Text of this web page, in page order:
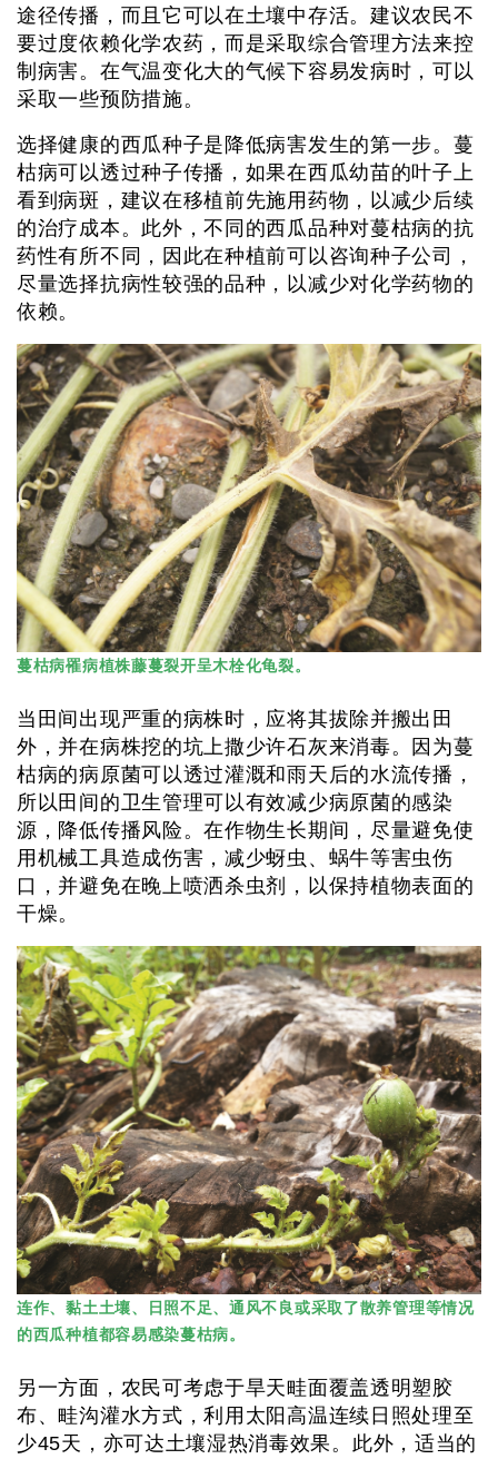
途径传播，而且它可以在土壤中存活。建议农民不
要过度依赖化学农药，而是采取综合管理方法来控
制病害。在气温变化大的气候下容易发病时，可以
采取一些预防措施。
选择健康的西瓜种子是降低病害发生的第一步。蔓
枯病可以透过种子传播，如果在西瓜幼苗的叶子上
看到病斑，建议在移植前先施用药物，以减少后续
的治疗成本。此外，不同的西瓜品种对蔓枯病的抗
药性有所不同，因此在种植前可以咨询种子公司，
尽量选择抗病性较强的品种，以减少对化学药物的
依赖。
蔓枯病罹病植株藤蔓裂开呈木栓化龟裂。
当田间出现严重的病株时，应将其拔除并搬出田
外，并在病株挖的坑上撒少许石灰来消毒。因为蔓
枯病的病原菌可以透过灌溉和雨天后的水流传播，
所以田间的卫生管理可以有效减少病原菌的感染
源，降低传播风险。在作物生长期间，尽量避免使
用机械工具造成伤害，减少蚜虫、蜗牛等害虫伤
口，并避免在晚上喷洒杀虫剂，以保持植物表面的
干燥。
连作、黏土土壤、日照不足、通风不良或采取了散养管理等情况
的西瓜种植都容易感染蔓枯病。
另一方面，农民可考虑于旱天畦面覆盖透明塑胶
布、畦沟灌水方式，利用太阳高温连续日照处理至
少45天，亦可达土壤湿热消毒效果。此外，适当的